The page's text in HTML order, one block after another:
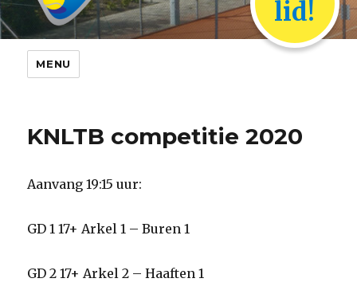
lid!
MENU
KNLTB competitie 2020
Aanvang 19:15 uur:
GD 1 17+ Arkel 1 – Buren 1
GD 2 17+ Arkel 2 – Haaften 1